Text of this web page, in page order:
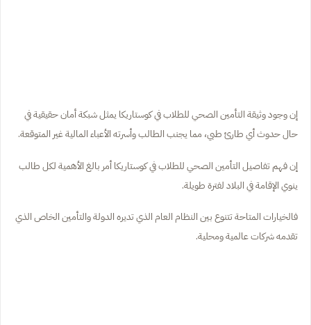
إن وجود وثيقة التأمين الصحي للطلاب في كوستاريكا يمثل شبكة أمان حقيقية في
حال حدوث أي طارئ طبي، مما يجنب الطالب وأسرته الأعباء المالية غير المتوقعة.
إن فهم تفاصيل التأمين الصحي للطلاب في كوستاريكا أمر بالغ الأهمية لكل طالب
ينوي الإقامة في البلاد لفترة طويلة.
فالخيارات المتاحة تتنوع بين النظام العام الذي تديره الدولة والتأمين الخاص الذي
تقدمه شركات عالمية ومحلية.